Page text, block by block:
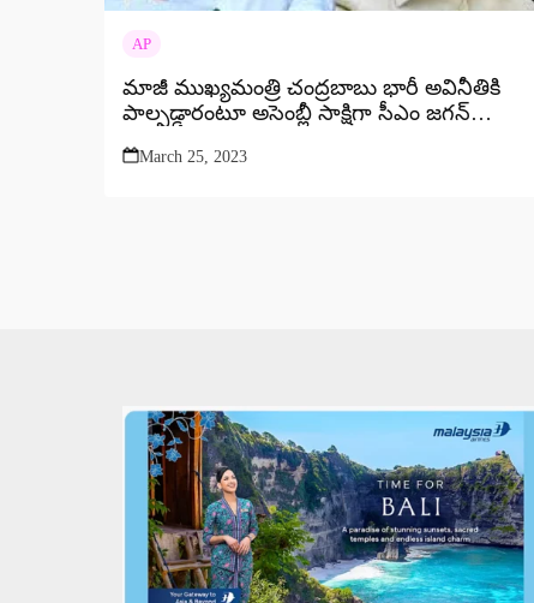
AP
మాజీ ముఖ్యమంత్రి చంద్రబాబు భారీ అవినీతికి
పాల్పడ్డారంటూ అసెంబ్లీ సాక్షిగా సీఎం జగన్
March 25, 2023